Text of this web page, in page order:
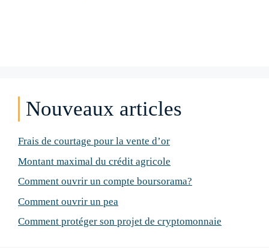
Nouveaux articles
Frais de courtage pour la vente d’or
Montant maximal du crédit agricole
Comment ouvrir un compte boursorama?
Comment ouvrir un pea
Comment protéger son projet de cryptomonnaie